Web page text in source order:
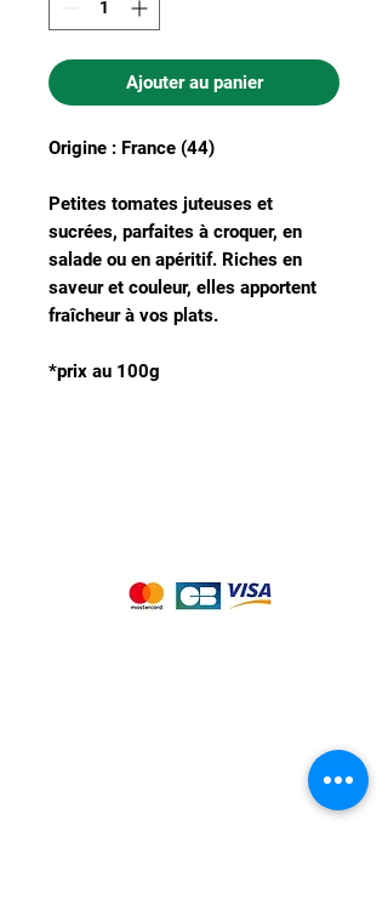
Ajouter au panier
Origine : France (44)
Petites tomates juteuses et
sucrées, parfaites à croquer, en
salade ou en apéritif. Riches en
saveur et couleur, elles apportent
fraîcheur à vos plats.
*prix au 100g
pour obtenir de l'aide
09 53 76 56 30